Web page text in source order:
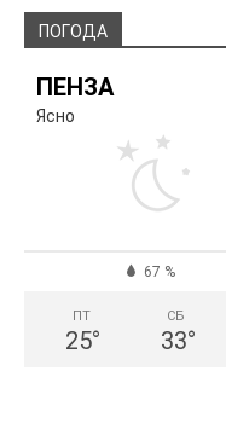
ПОГОДА
ПЕНЗА
Ясно
67 %
ПТ
25°
СБ
33°